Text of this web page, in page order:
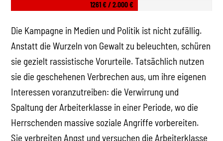
1261 € / 2.000 €
Die Kampagne in Medien und Politik ist nicht zufällig.
Anstatt die Wurzeln von Gewalt zu beleuchten, schüren
sie gezielt rassistische Vorurteile. Tatsächlich nutzen
sie die geschehenen Verbrechen aus, um ihre eigenen
Interessen voranzutreiben: die Verwirrung und
Spaltung der Arbeiterklasse in einer Periode, wo die
Herrschenden massive soziale Angriffe vorbereiten.
Sie verbreiten Angst und versuchen die Arbeiterklasse